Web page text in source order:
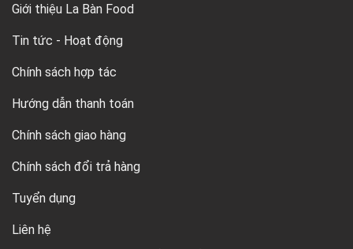
Giới thiệu La Bàn Food
Tin tức - Hoạt động
Chính sách hợp tác
Hướng dẫn thanh toán
Chính sách giao hàng
Chính sách đổi trả hàng
Tuyển dụng
Liên hệ